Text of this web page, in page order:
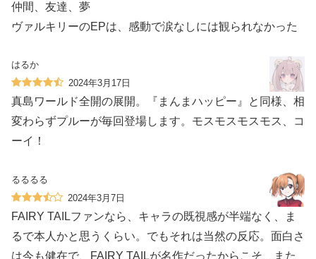
仲間、友達、夢︎
ヴァルキリーのEPは、感動で涙なしには観られなかった
はるか
2024年3月17日
真島ワールド全開の展開。『まんまハッピー』と同様、相
変わらずプルーが毎回登場します。モスモスモスモス、コ
ーイ！
るるるる
2024年3月7日
FAIRY TAILファンなら、キャラの既視感が半端なく、ま
るで本人かと思うくらい。でもそれは当然の反応。面白さ
は今も健在で、FAIRY TAILが名作だったからこそ、また